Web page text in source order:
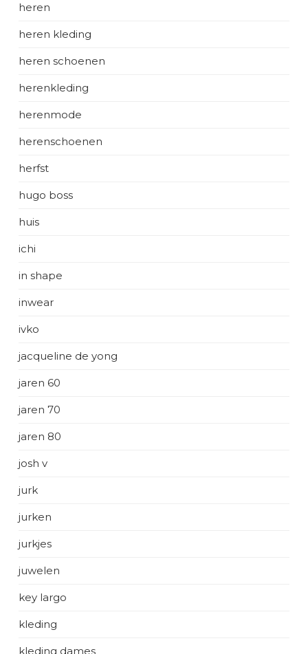
heren
heren kleding
heren schoenen
herenkleding
herenmode
herenschoenen
herfst
hugo boss
huis
ichi
in shape
inwear
ivko
jacqueline de yong
jaren 60
jaren 70
jaren 80
josh v
jurk
jurken
jurkjes
juwelen
key largo
kleding
kleding dames